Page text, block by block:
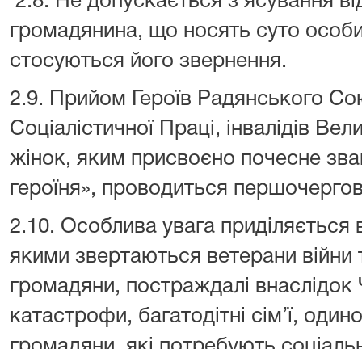
громадянина, що носять суто
стосуються його звернення.
2.9. Прийом Героїв Радянського
Соціалістичної Праці, інвалідів
жінок, яким присвоєно почесне
героїня», проводиться
2.10. Особлива увага
якими звертаються ветерани війни
громадяни, постраждалі внаслідок
катастрофи, багатодітні сім’ї,